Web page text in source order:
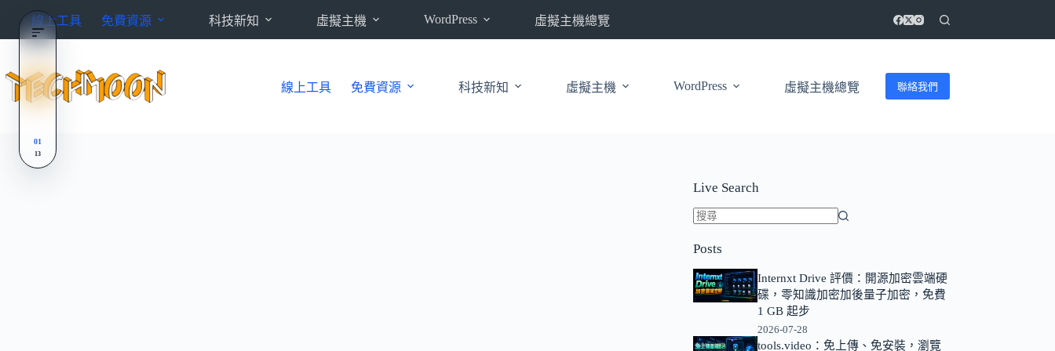
內
線上工具 免費資源 科技新知 虛擬主機 WordPress 虛擬主機總覽
線上工具 免費資源 科技新知 虛擬主機 WordPress 虛擬主機總覽 聯絡我們
Live Search
不
到
符
件
Posts
Internxt Drive 評價：開源加密雲端硬
碟，零知識加密加後量子加密，免費
1 GB 起步
2026-07-28
tools.video：免上傳、免安裝，瀏覽
01
13